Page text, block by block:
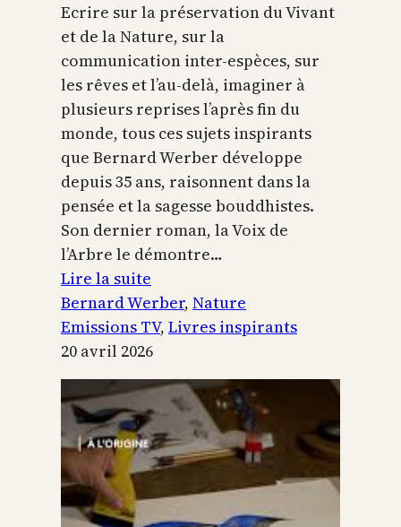
Ecrire sur la préservation du Vivant
et de la Nature, sur la
communication inter-espèces, sur
les rêves et l’au-delà, imaginer à
plusieurs reprises l’après fin du
monde, tous ces sujets inspirants
que Bernard Werber développe
depuis 35 ans, raisonnent dans la
pensée et la sagesse bouddhistes.
Son dernier roman, la Voix de
l’Arbre le démontre…
Lire la suite
La
Voix
de
l’arbre
Bernard Werber, Nature
Emissions TV, Livres inspirants
20 avril 2026